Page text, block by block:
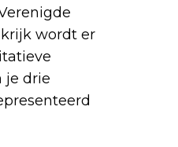
wordt er
je drie